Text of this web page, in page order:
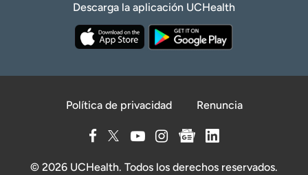
Descarga la aplicación UCHealth
Política de privacidad Renuncia
© 2026 UCHealth. Todos los derechos reservados.